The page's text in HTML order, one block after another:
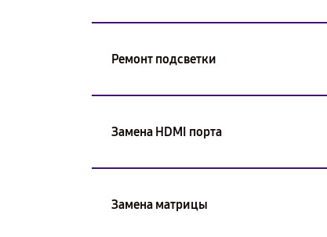
Ремонт подсветки
Замена HDMI порта
Замена матрицы